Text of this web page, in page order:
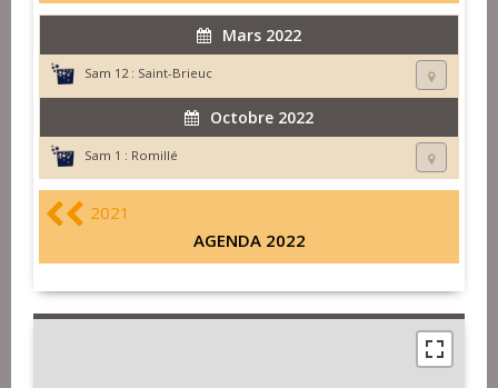
Mars 2022
Sam 12 : Saint-Brieuc
Octobre 2022
Sam 1 : Romillé
2021
AGENDA 2022